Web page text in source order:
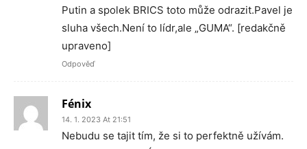
Putin a spolek BRICS toto může odrazit.Pavel je
sluha všech.Není to lídr,ale „GUMA“. [redakčně
upraveno]
Odpověď
Fénix
14. 1. 2023 At 21:51
Nebudu se tajit tím, že si to perfektně užívám.